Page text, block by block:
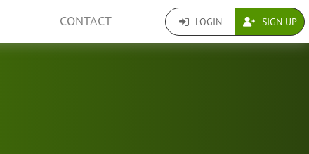
CONTACT LOGIN SIGN UP